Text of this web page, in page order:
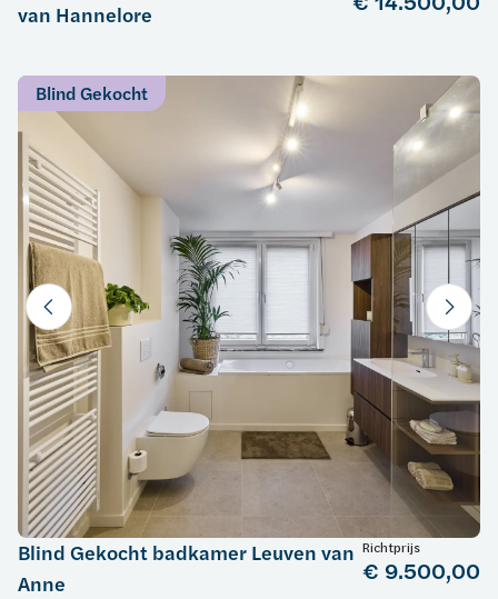
van Hannelore
Blind Gekocht
Blind Gekocht badkamer Leuven van
Anne
Richtprijs
€ 9.500,00